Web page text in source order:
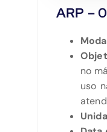
ARP –
no
uso